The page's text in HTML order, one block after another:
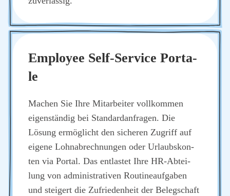
Employee Self-Ser­vice Por­ta­
le
Machen Sie Ihre Mit­ar­bei­ter voll­kom­men
eigen­stän­dig bei Stan­dard­an­fra­gen. Die
Lösung ermög­licht den siche­ren Zugriff auf
eige­ne Lohn­ab­rech­nun­gen oder Urlaubs­kon­
ten via Por­tal. Das ent­las­tet Ihre HR-Abtei­
lung von admi­nis­tra­ti­ven Rou­ti­ne­auf­ga­ben
und stei­gert die Zufrie­den­heit der Beleg­schaft